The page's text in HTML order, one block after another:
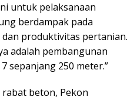
untuk pelaksanaan
berdampak pada
produktivitas pertanian.
adalah pembangunan
sepanjang 250 meter.”
beton, Pekon